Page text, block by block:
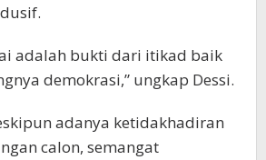
adalah bukti dari itikad baik
demokrasi,” ungkap Dessi.
adanya ketidakhadiran
calon, semangat